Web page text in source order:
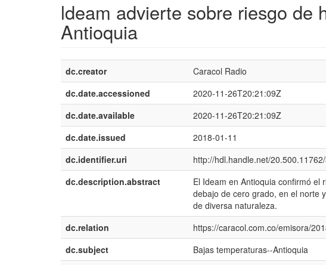
ldeam advierte sobre riesgo de
Antioquia
dc.creator
Caracol Radio
dc.date.accessioned
2020-11-26T20:21:09Z
dc.date.available
2020-11-26T20:21:09Z
dc.date.issued
2018-01-11
dc.identifier.uri
http://hdl.handle.net/
dc.description.abstract
El Ideam en Antioquia confirmó
debajo de cero grado, en el norte
de diversa naturaleza.
dc.relation
https://caracol.com.co/emisora/
dc.subject
Bajas temperaturas--Antioquia